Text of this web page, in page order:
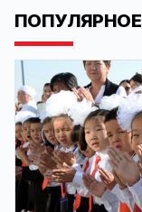
ПОПУЛЯРНОЕ